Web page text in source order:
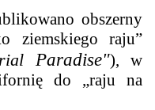
obszerny
ziemskiego raju”
Paradise"), w
do „raju na